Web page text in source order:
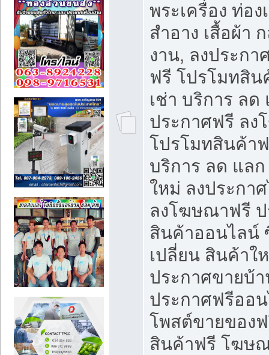
พระเครื่อง ท่อง
สำอาง เสื้อผ้า
งาน, ลงประก
ฟรี โปรโมทสิ
เช่า บริการ ลด
ประกาศฟรี ล
โปรโมทสินค้า
บริการ ลด แล
ใหม่ ลงประกา
ลงโฆษณาฟรี
สินค้าออนไลน์
เปลี่ยน สินค้าใ
ประกาศขายบ้
ประกาศฟรีออ
โพสต์ขายของ
สินค้าฟรี โฆษ